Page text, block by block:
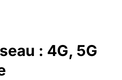
: 4G, 5G